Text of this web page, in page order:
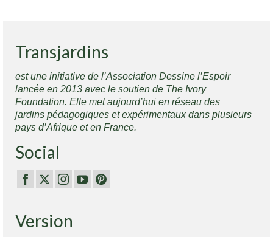
Transjardins
est une initiative de l’Association Dessine l’Espoir
lancée en 2013 avec le soutien de The Ivory
Foundation. Elle met aujourd’hui en réseau des
jardins pédagogiques et expérimentaux dans plusieurs
pays d’Afrique et en France.
Social
Version